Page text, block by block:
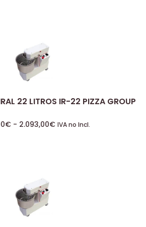
22 LITROS IR-22 PIZZA GROUP
€ - 2.093,00€ IVA no Incl.